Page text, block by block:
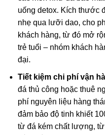
uống detox. Kích thước
nhẹ qua lưỡi dao, cho
khách hàng, từ đó mở
trẻ tuổi – nhóm khách
đại.
Tiết kiệm chi phí vận
đá thủ công hoặc thuê
phí nguyên liệu hàng
đảm bảo độ tinh khiết
từ đá kém chất lượng,